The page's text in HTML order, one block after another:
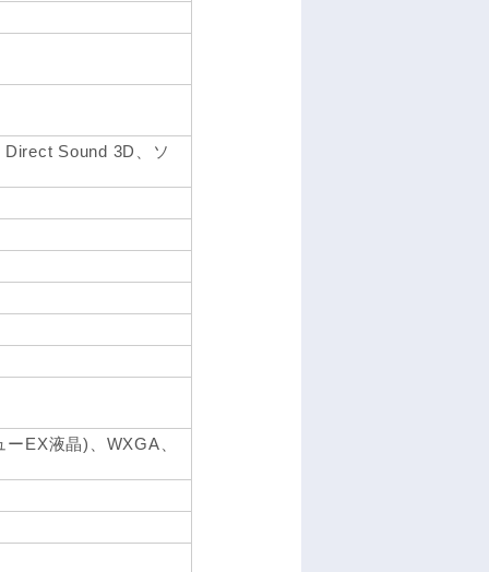
Sound 3D、ソ
EX液晶)、WXGA、